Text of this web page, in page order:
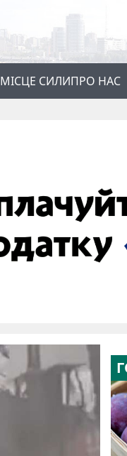
МІСЦЕ СИЛИПРО НАС
ПРО